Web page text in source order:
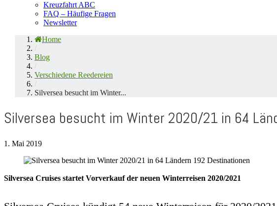
Kreuzfahrt ABC
FAQ – Häufige Fragen
Newsletter
Home
/
Blog
/
Verschiedene Reedereien
/
Silversea besucht im Winter...
Silversea besucht im Winter 2020/21 in 64
1. Mai 2019
Silversea Cruises startet Vorverkauf der neuen Winterreisen 2020/2021